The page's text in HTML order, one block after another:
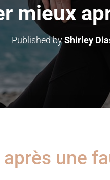
mieux
Published byShirley
une